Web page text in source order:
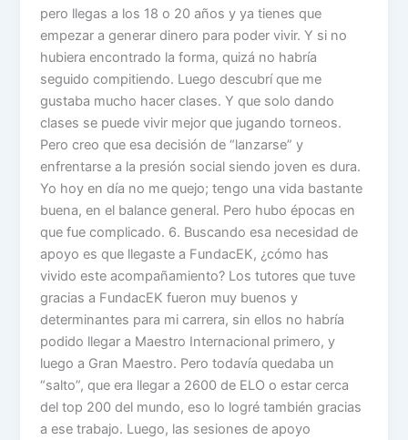
pero llegas a los 18 o 20 años y ya tienes que
empezar a generar dinero para poder vivir. Y si no
hubiera encontrado la forma, quizá no habría
seguido compitiendo. Luego descubrí que me
gustaba mucho hacer clases. Y que solo dando
clases se puede vivir mejor que jugando torneos.
Pero creo que esa decisión de “lanzarse” y
enfrentarse a la presión social siendo joven es dura.
Yo hoy en día no me quejo; tengo una vida bastante
buena, en el balance general. Pero hubo épocas en
que fue complicado. 6. Buscando esa necesidad de
apoyo es que llegaste a FundacEK, ¿cómo has
vivido este acompañamiento? Los tutores que tuve
gracias a FundacEK fueron muy buenos y
determinantes para mi carrera, sin ellos no habría
podido llegar a Maestro Internacional primero, y
luego a Gran Maestro. Pero todavía quedaba un
“salto”, que era llegar a 2600 de ELO o estar cerca
del top 200 del mundo, eso lo logré también gracias
a ese trabajo. Luego, las sesiones de apoyo